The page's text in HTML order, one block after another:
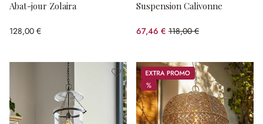
Abat-jour Zolaira
128,00 €
Suspension Calivonne
67,46 € 118,00 €
(42.83%spared)
Promos
%
%